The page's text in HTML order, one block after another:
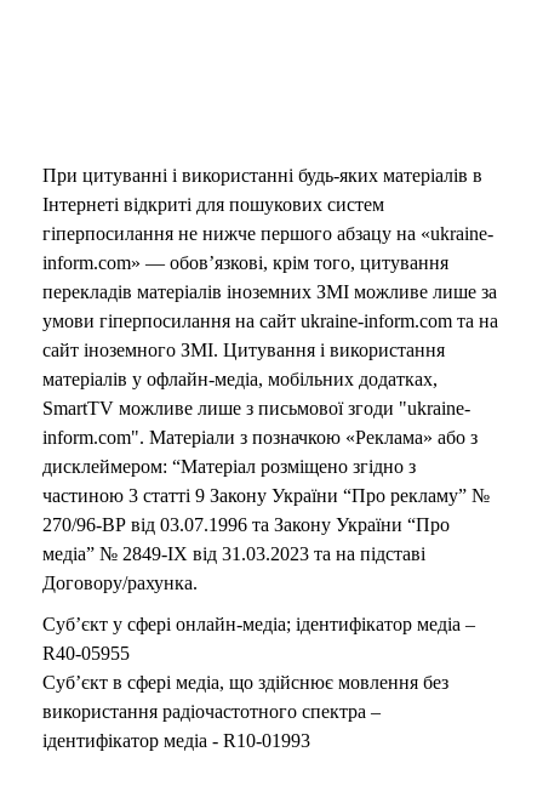
При цитуванні і використанні будь-яких матеріалів в
Інтернеті відкриті для пошукових систем
гіперпосилання не нижче першого абзацу на «ukraine-
inform.com» — обов’язкові, крім того, цитування
перекладів матеріалів іноземних ЗМІ можливе лише за
умови гіперпосилання на сайт ukraine-inform.com та на
сайт іноземного ЗМІ. Цитування і використання
матеріалів у офлайн-медіа, мобільних додатках,
SmartTV можливе лише з письмової згоди "ukraine-
inform.com". Матеріали з позначкою «Реклама» або з
дисклеймером: “Матеріал розміщено згідно з
частиною 3 статті 9 Закону України “Про рекламу” №
270/96-ВР від 03.07.1996 та Закону України “Про
медіа” № 2849-IX від 31.03.2023 та на підставі
Договору/рахунка.
Суб’єкт у сфері онлайн-медіа; ідентифікатор медіа –
R40-05955
Суб’єкт в сфері медіа, що здійснює мовлення без
використання радіочастотного спектра –
ідентифікатор медіа - R10-01993